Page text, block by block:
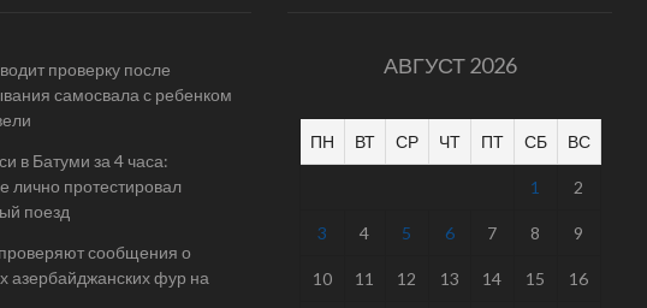
проверку после
самосвала с ребенком
в Батуми за 4 часа:
лично протестировал
поезд
сообщения о
азербайджанских фур на
АВГУСТ 2026
ПН ВТ СР ЧТ ПТ СБ ВС
1 2
3 4 5 6 7 8 9
10 11 12 13 14 15 16